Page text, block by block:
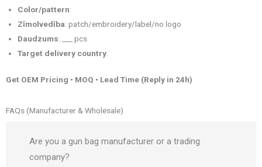
Color/pattern:
Zīmolvedība: patch/embroidery/label/no logo
Daudzums: ___ pcs
Target delivery country:
Get OEM Pricing • MOQ • Lead Time (Reply in 24h)
FAQs (Manufacturer & Wholesale)
Are you a gun bag manufacturer or a trading
company?